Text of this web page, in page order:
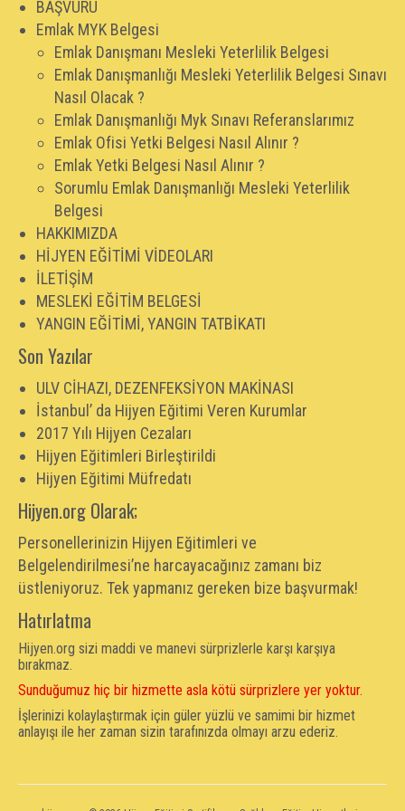
BAŞVURU
Emlak MYK Belgesi
Emlak Danışmanı Mesleki Yeterlilik Belgesi
Emlak Danışmanlığı Mesleki Yeterlilik Belgesi Sınavı
Nasıl Olacak ?
Emlak Danışmanlığı Myk Sınavı Referanslarımız
Emlak Ofisi Yetki Belgesi Nasıl Alınır ?
Emlak Yetki Belgesi Nasıl Alınır ?
Sorumlu Emlak Danışmanlığı Mesleki Yeterlilik
Belgesi
HAKKIMIZDA
HİJYEN EĞİTİMİ VİDEOLARI
İLETİŞİM
MESLEKİ EĞİTİM BELGESİ
YANGIN EĞİTİMİ, YANGIN TATBİKATI
Son Yazılar
ULV CİHAZI, DEZENFEKSİYON MAKİNASI
İstanbul’ da Hijyen Eğitimi Veren Kurumlar
2017 Yılı Hijyen Cezaları
Hijyen Eğitimleri Birleştirildi
Hijyen Eğitimi Müfredatı
Hijyen.org Olarak;
Personellerinizin Hijyen Eğitimleri ve
Belgelendirilmesi’ne harcayacağınız zamanı biz
üstleniyoruz. Tek yapmanız gereken bize başvurmak!
Hatırlatma
Hijyen.org sizi maddi ve manevi sürprizlerle karşı karşıya
bırakmaz.
Sunduğumuz hiç bir hizmette asla kötü sürprizlere yer yoktur.
İşlerinizi kolaylaştırmak için güler yüzlü ve samimi bir hizmet
anlayışı ile her zaman sizin tarafınızda olmayı arzu ederiz.